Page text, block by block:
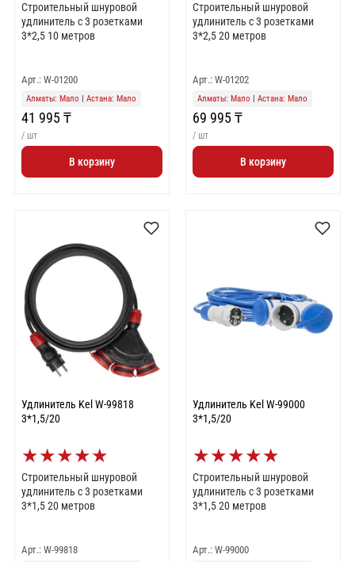
Строительный шнуровой
удлинитель с 3 розетками
3*2,5 10 метров
Арт.: W-01200
Алматы: Мало Астана: Мало
41 995 ₸
/ шт
В корзину
Строительный шнуровой
удлинитель с 3 розетками
3*2,5 20 метров
Арт.: W-01202
Алматы: Мало Астана: Мало
69 995 ₸
/ шт
В корзину
Удлинитель Kel W-99818
3*1,5/20
★★★★★
Строительный шнуровой
удлинитель с 3 розетками
3*1,5 20 метров
Арт.: W-99818
Удлинитель Kel W-99000
3*1,5/20
★★★★★
Строительный шнуровой
удлинитель с 3 розетками
3*1,5 20 метров
Арт.: W-99000